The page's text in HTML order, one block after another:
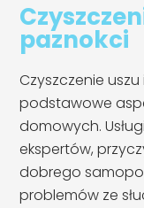
paznokci
Czyszczenie
podstawowe
domowych.
ekspertów,
dobrego
problemów ze